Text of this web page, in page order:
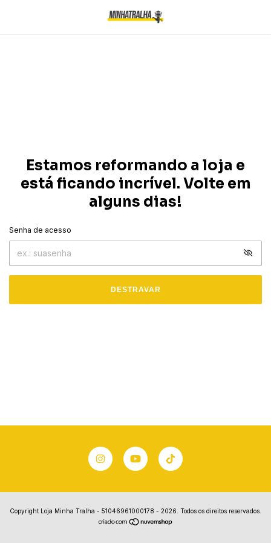
Estamos reformando a loja e
está ficando incrível. Volte em
alguns dias!
Senha de acesso
DESTRAVAR
Copyright Loja Minha Tralha - 51046961000178 - 2026. Todos os direitos reservados.